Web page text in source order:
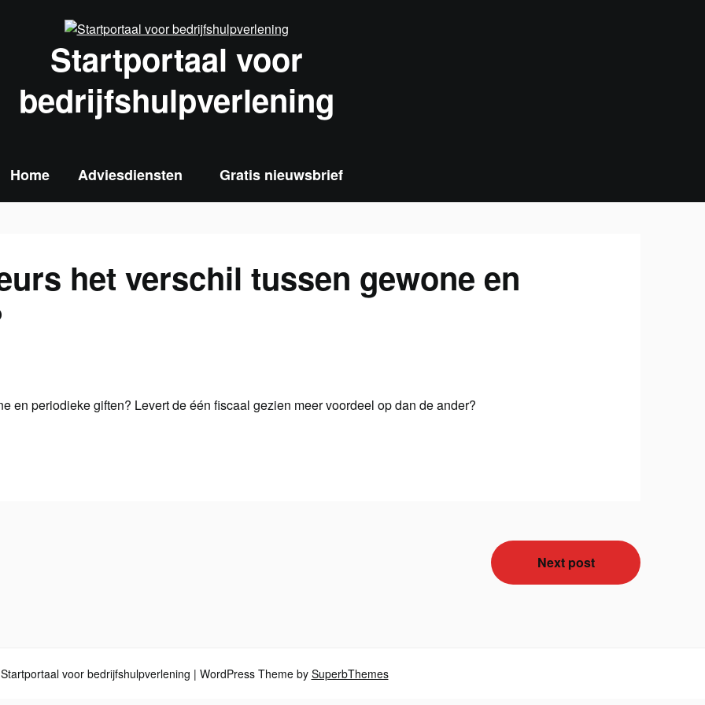
Startportaal voor
bedrijfshulpverlening
Home Adviesdiensten Gratis nieuwsbrief
het verschil tussen gewone en
en periodieke giften? Levert de één fiscaal gezien meer voordeel op dan de ander?
Next post
voor bedrijfshulpverlening | WordPress Theme by SuperbThemes